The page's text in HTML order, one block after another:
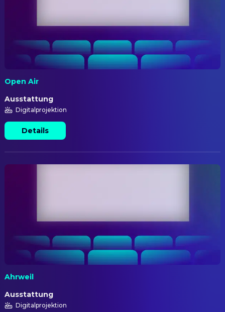
Open Air
Ausstattung
Digitalprojektion
Details
Ahrweil
Ausstattung
Digitalprojektion